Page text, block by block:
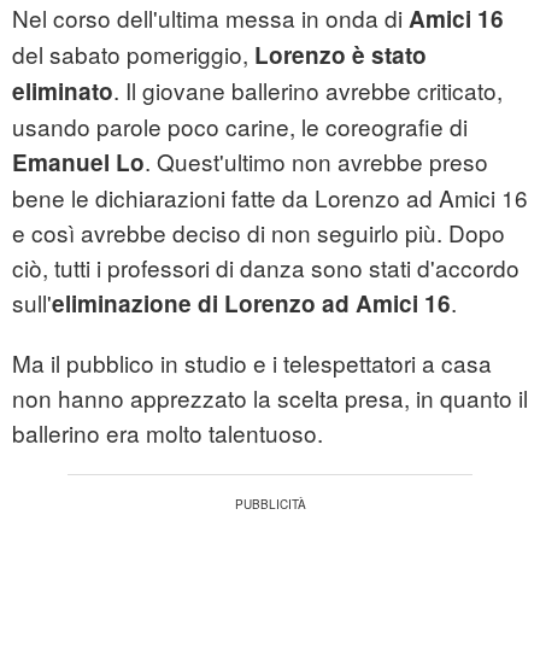
Nel corso dell'ultima messa in onda di Amici 16
del sabato pomeriggio, Lorenzo è stato
eliminato. Il giovane ballerino avrebbe criticato,
usando parole poco carine, le coreografie di
Emanuel Lo. Quest'ultimo non avrebbe preso
bene le dichiarazioni fatte da Lorenzo ad Amici 16
e così avrebbe deciso di non seguirlo più. Dopo
ciò, tutti i professori di danza sono stati d'accordo
sull'eliminazione di Lorenzo ad Amici 16.
Ma il pubblico in studio e i telespettatori a casa
non hanno apprezzato la scelta presa, in quanto il
ballerino era molto talentuoso.